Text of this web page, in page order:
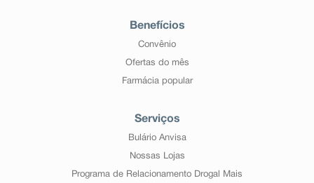
Benefícios
Convênio
Ofertas do mês
Farmácia popular
Serviços
Bulário Anvisa
Nossas Lojas
Programa de Relacionamento Drogal Mais